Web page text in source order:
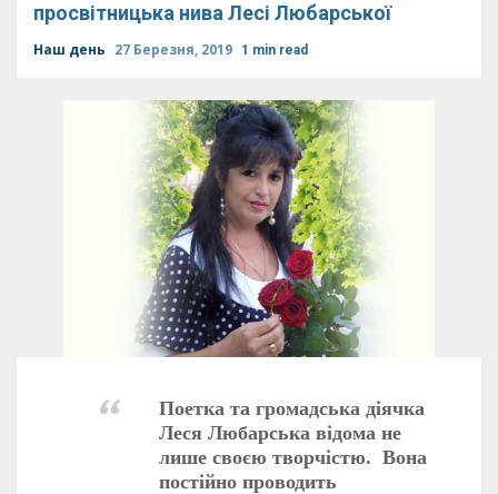
просвітницька нива Лесі Любарської
Наш день 27 Березня, 2019 1 min read
Поетка та громадська діячка
Леся Любарська відома не
лише своєю творчістю. Вона
постійно проводить